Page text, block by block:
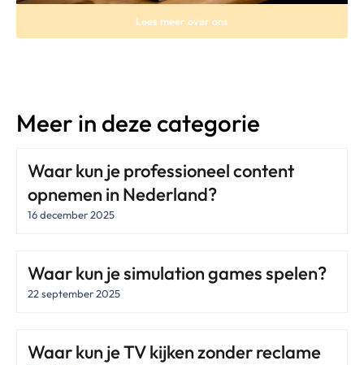
Lees meer over ons
Meer in deze categorie
Waar kun je professioneel content
opnemen in Nederland?
16 december 2025
Waar kun je simulation games spelen?
22 september 2025
Waar kun je TV kijken zonder reclame